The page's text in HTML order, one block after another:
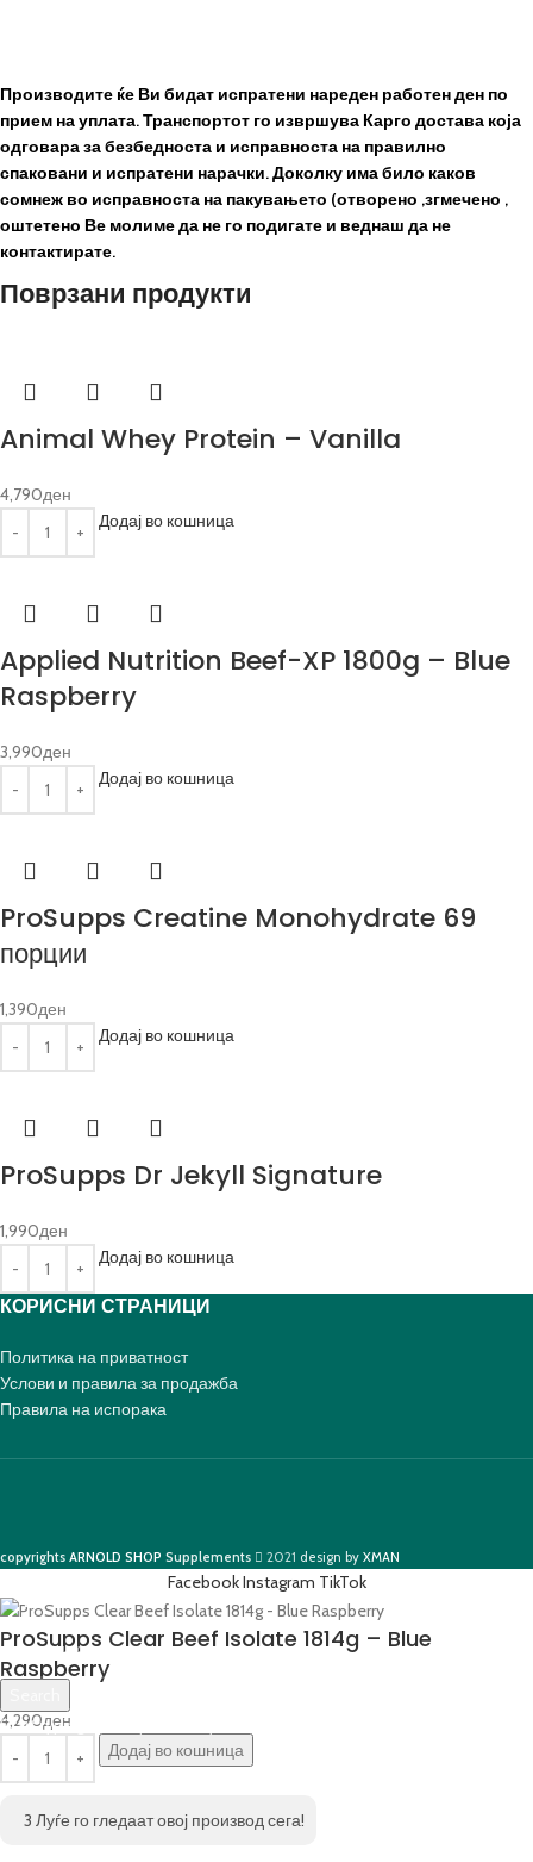
Производите ќе Ви бидат испратени нареден работен ден по
прием на уплата. Транспортот го извршува Карго достава која
одговара за безбедноста и исправноста на правилно
спаковани и испратени нарачки. Доколку има било каков
сомнеж во исправноста на пакувањето (отворено ,згмечено ,
оштетено Ве молиме да не го подигате и веднаш да не
контактирате.
Поврзани продукти
Animal Whey Protein – Vanilla
4,790ден
Додај во кошница
Applied Nutrition Beef-XP 1800g – Blue
Raspberry
3,990ден
Додај во кошница
ProSupps Creatine Monohydrate 69
порции
1,390ден
Додај во кошница
ProSupps Dr Jekyll Signature
1,990ден
Додај во кошница
КОРИСНИ СТРАНИЦИ
Политика на приватност
Услови и правила за продажба
Правила на испорака
copyrights ARNOLD SHOP Supplements 2021 design by XMAN
Start typing to see products you are looking for.
FacebookInstagram TikTok
ProSupps Clear Beef Isolate 1814g – Blue
Raspberry
4,290ден
Додај во кошница
3 Луѓе го гледаат овој производ сега!